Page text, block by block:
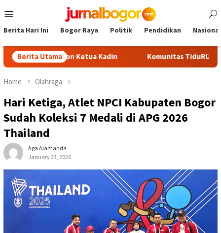
to
Menu
Berita Hari Ini Bogor Raya Politik Pendidikan Nasional
Berita Utama
Calon Ketua Kadin Komunitas TiduRUN Jajal Jalur
Home Olahraga
Hari Ketiga, Atlet NPCI Kabupaten Bogor
Sudah Koleksi 7 Medali di APG 2026
Thailand
Aga Alamanda
January 23, 2026